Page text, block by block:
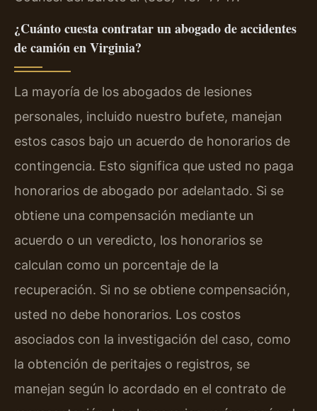
¿Cuánto cuesta contratar un abogado de accidentes
de camión en Virginia?
La mayoría de los abogados de lesiones
personales, incluido nuestro bufete, manejan
estos casos bajo un acuerdo de honorarios de
contingencia. Esto significa que usted no paga
honorarios de abogado por adelantado. Si se
obtiene una compensación mediante un
acuerdo o un veredicto, los honorarios se
calculan como un porcentaje de la
recuperación. Si no se obtiene compensación,
usted no debe honorarios. Los costos
asociados con la investigación del caso, como
la obtención de peritajes o registros, se
manejan según lo acordado en el contrato de